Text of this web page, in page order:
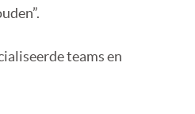
teams en